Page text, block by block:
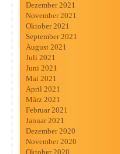
Dezember 2021
November 2021
Oktober 2021
September 2021
August 2021
Juli 2021
Juni 2021
Mai 2021
April 2021
März 2021
Februar 2021
Januar 2021
Dezember 2020
November 2020
Oktober 2020